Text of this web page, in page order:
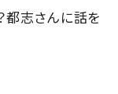
都志さんに話を